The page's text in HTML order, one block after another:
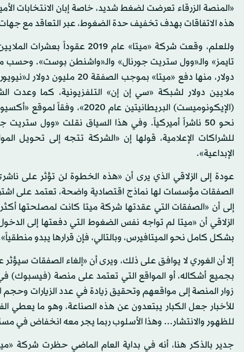
«المنصة الزرقاء تعرضت لضغط شديد، خاصة إبان الانتخابات
هذه الاتفاقات بهدف تخفيف حدة الضغوط، عبر التعاقد مع
وللعلم، وقعت شركة «ميتا» عام
ملايين دولار لشبكة «سي إن إن» التلفزيونية، كما
(الإيكونوميست) البريطانيتين
نحو 50 ناشراً أميركياً. وفي هذا السياق نقلت «وول
للشراكات الإعلامية، قولها إن «الشركة تتجه إلى تحويل
الإبداعية».
عودة إلى الزلاقي الذي يرى أن «هذه الخطوة لن تؤثر على
الصفقات مؤسسات لها نماذج اقتصادية واضحة، تعتمد على
إلى أن «الصفقات التي عقدتها شركة ميتا كانت لمصلحتها
الزلاقي أن «ميتا لم تواجه نفس الضغوط التي دفعتها إلى
بشكل كامل نحو الميتافيرس، وبالتالي، فإن قرارها يبدو
إلا أن الغوري لا يوافق على ذلك، ويرى أن «إلغاء الصفقات
بجميع أشكاله، أو المواقع التي تعتمد على منصة (فيسبوك)
زوار المنصة إلى مواقعهم وتحقيق زيادة في عدد الزيارات
للأخبار جعل الكبار يبتعدون عن هذه الصناعة، وهو ما يعطي
للظهور والانتشار... وهذا الأسلوب ربما يجر معه انخفاض في
جدير بالذكر هنا، أنه في بداية العام الماضي حظرت شركة